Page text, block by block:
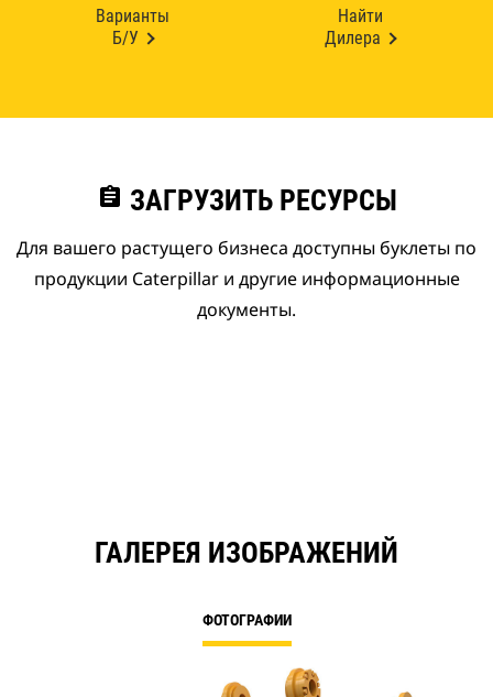
Варианты
Б/У
Найти
Дилера
assignment ЗАГРУЗИТЬ РЕСУРСЫ
Для вашего растущего бизнеса доступны буклеты по
продукции Caterpillar и другие информационные
документы.
ГАЛЕРЕЯ ИЗОБРАЖЕНИЙ
ФОТОГРАФИИ